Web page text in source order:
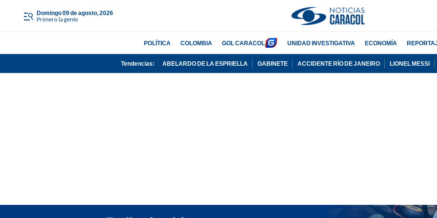
domingo 09 de agosto, 2026
Primero la gente
POLÍTICA COLOMBIA GOL CARACOL UNIDAD INVESTIGATIVA ECONOMÍA
Tendencias: ABELARDO DE LA ESPRIELLA GABINETE ACCIDENTE RÍO DE JANEIRO LIONEL MESSI